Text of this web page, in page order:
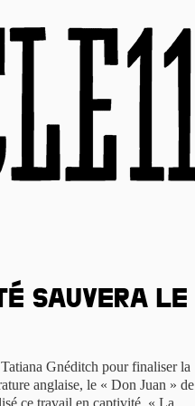
sauvera le
Gnéditch pour finaliser la
anglaise, le « Don Juan » de
ce travail en captivité. « La